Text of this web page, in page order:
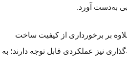
به‌دست آورد.
بر برخورداری از کیفیت ساخت
نیز عملکردی قابل توجه دارند؛ به